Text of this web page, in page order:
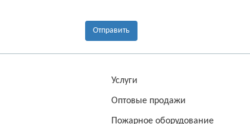
Отправить
Услуги
Оптовые продажи
Пожарное оборудование